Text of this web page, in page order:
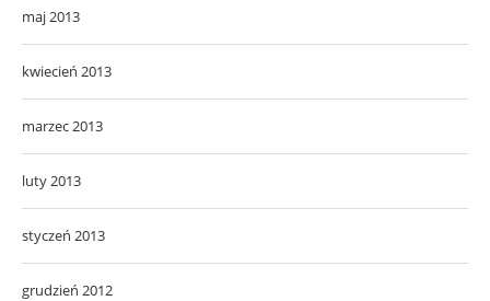
maj 2013
kwiecień 2013
marzec 2013
luty 2013
styczeń 2013
grudzień 2012